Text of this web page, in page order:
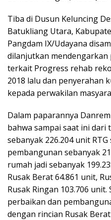
Tiba di Dusun Keluncing
Batukliang Utara,
Pangdam IX/Udayana
dilanjutkan mendengarkan
terkait Progress rehab
2018 lalu dan penyerahan
kepada perwakilan
Dalam paparannya
bahwa sampai saat ini dari
sebanyak 226.204 unit
pembangunan sebanyak
rumah jadi sebanyak
Rusak Berat 64.861 unit,
Rusak Ringan 103.706
perbaikan dan
dengan rincian Rusak